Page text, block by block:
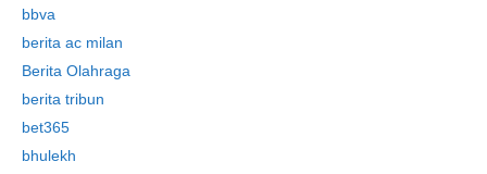
bbva
berita ac milan
Berita Olahraga
berita tribun
bet365
bhulekh